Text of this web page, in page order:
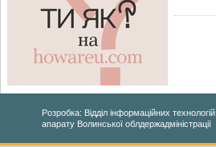
Розробка: Відділ інформаційних технологій
апарату Волинської облдержадміністрації